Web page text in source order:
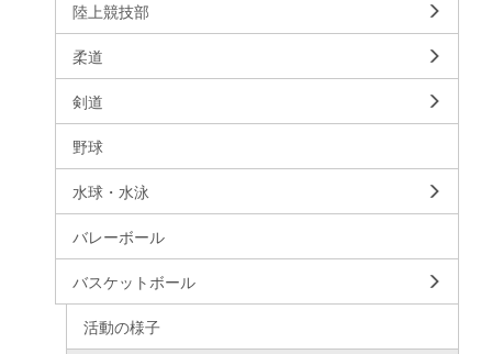
陸上競技部
柔道
剣道
野球
水球・水泳
バレーボール
バスケットボール
活動の様子